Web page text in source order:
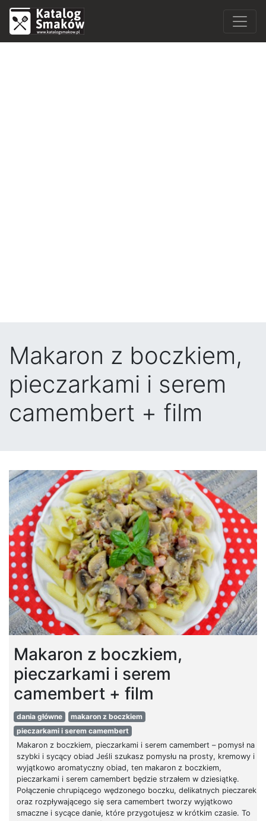
Makaron z boczkiem,
pieczarkami i serem
camembert + film
Makaron z boczkiem,
pieczarkami i serem
camembert + film
dania główne
makaron z boczkiem
pieczarkami i serem camembert
Makaron z boczkiem, pieczarkami i serem camembert – pomysł na
szybki i sycący obiad Jeśli szukasz pomysłu na prosty, kremowy i
wyjątkowo aromatyczny obiad, ten makaron z boczkiem,
pieczarkami i serem camembert będzie strzałem w dziesiątkę.
Połączenie chrupiącego wędzonego boczku, delikatnych pieczarek
oraz rozpływającego się sera camembert tworzy wyjątkowo
smaczne i sycące danie, które przygotujesz w krótkim czasie. To